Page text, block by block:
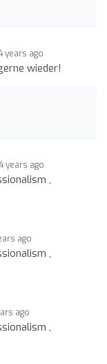
years ago
wieder!
years ago
,
ago
,
ago
,